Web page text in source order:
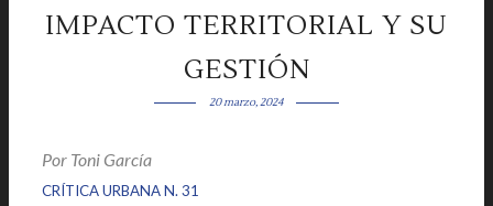
IMPACTO TERRITORIAL Y SU
GESTIÓN
20 marzo, 2024
Por Toni García
CRÍTICA URBANA N. 31